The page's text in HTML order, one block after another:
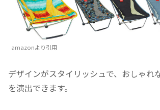
amazonより引用
デザインがスタイリッシュで、おしゃれ
を演出できます。